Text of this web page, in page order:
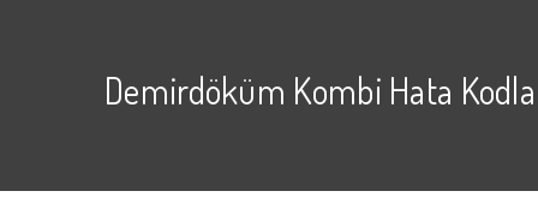
Demirdöküm Kombi Hata